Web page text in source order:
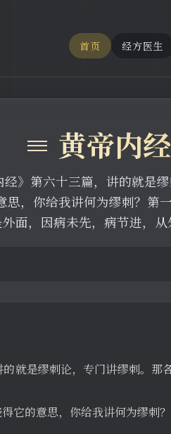
首页 经方医生
≡ 黄帝内
》第六十三篇，讲的就是
，你给我讲何为缪刺？第
面，因病未先，病节进，
就是缪刺论，专门讲缪刺。那
它的意思，你给我讲何为缪刺？